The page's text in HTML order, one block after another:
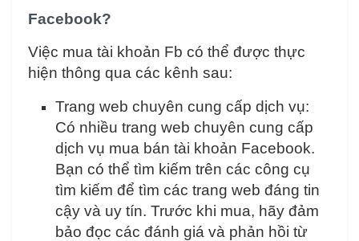
Facebook?
Việc mua tài khoản Fb có thể được thực
hiện thông qua các kênh sau:
Trang web chuyên cung cấp dịch vụ:
Có nhiều trang web chuyên cung cấp
dịch vụ mua bán tài khoản Facebook.
Bạn có thể tìm kiếm trên các công cụ
tìm kiếm để tìm các trang web đáng tin
cậy và uy tín. Trước khi mua, hãy đảm
bảo đọc các đánh giá và phản hồi từ